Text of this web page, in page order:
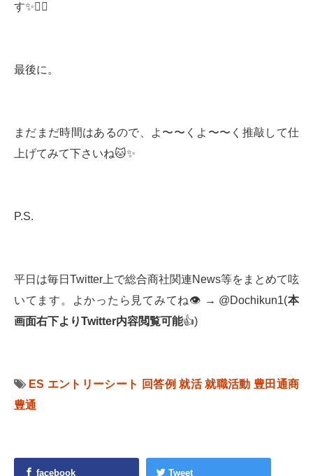
す✨🙇‍♂️
最後に。
まだまだ時間はあるので、よ〜〜くよ〜〜く推敲して仕
上げてみて下さいね🐱✨
P.S.
平日は毎日Twitter上で総合商社関連News等をまとめて呟
いてます。よかったら見てみてね👁 → @Dochikun1(本
画面右下よりTwitter内容閲覧可能👍)
ES エントリーシート 回答例 就活 就職活動 豊田通商
豊通
facebook Tweet